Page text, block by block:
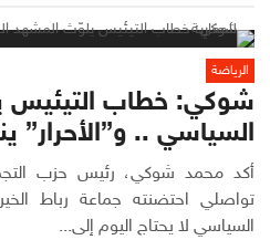
الرياضة
شوكي: خطاب التيئيس
السياسي .. و”الأحرار”
أكد محمد شوكي، رئيس حزب
تواصلي احتضنته جماعة رباط
السياسي لا يحتاج اليوم إلى...